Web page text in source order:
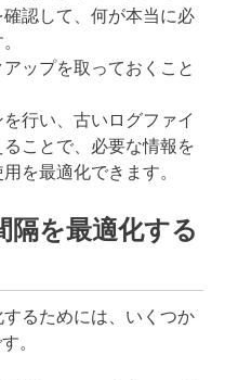
認して、何が本当に必
ップを取っておくこと
行い、古いログファイ
ことで、必要な情報を
を最適化できます。
隔を最適化する
るためには、いくつか
。